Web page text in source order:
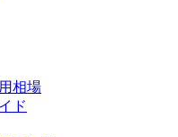
相場
ド